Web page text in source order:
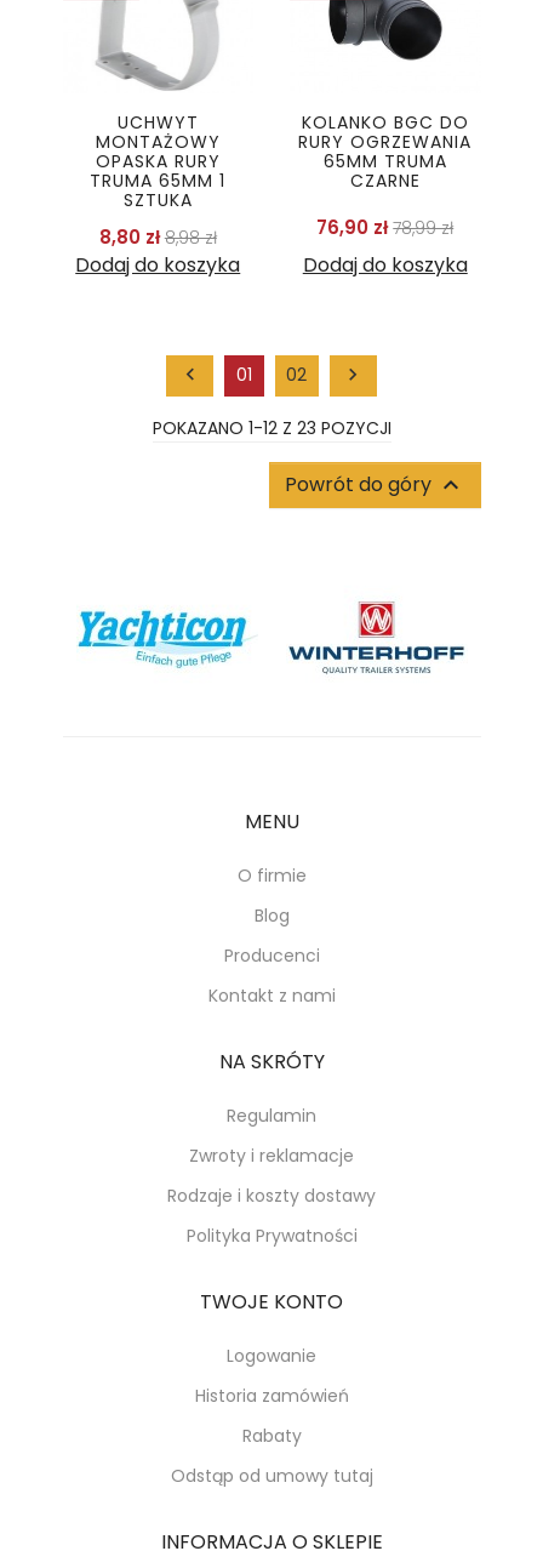
UCHWYT
MONTAŻOWY
OPASKA RURY
TRUMA 65MM 1
SZTUKA
8,80 złCena podstawowa
8,98 złCena
Dodaj do koszyka
KOLANKO BGC DO
RURY OGRZEWANIA
65MM TRUMA
CZARNE
76,90 złCena
78,99 złCena
Dodaj do koszyka
 01 02 
POKAZANO 1-12 Z 23 POZYCJI
Powrót do góry 
MENU
O firmie
Blog
Producenci
Kontakt z nami
NA SKRÓTY
Regulamin
Zwroty i reklamacje
Rodzaje i koszty dostawy
Polityka Prywatności
TWOJE KONTO
Logowanie
Historia zamówień
Rabaty
Odstąp od umowy tutaj
INFORMACJA O SKLEPIE